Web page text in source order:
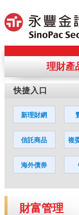
理財產
財富管理